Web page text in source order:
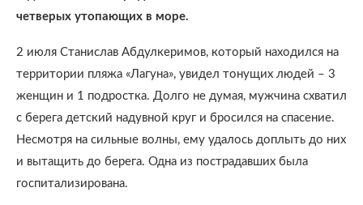
четверых утопающих в море.
2 июля Станислав Абдулкеримов, который находился на
территории пляжа «Лагуна», увидел тонущих людей – 3
женщин и 1 подростка. Долго не думая, мужчина схватил
с берега детский надувной круг и бросился на спасение.
Несмотря на сильные волны, ему удалось доплыть до них
и вытащить до берега. Одна из пострадавших была
госпитализирована.